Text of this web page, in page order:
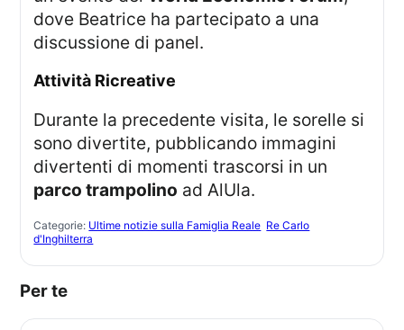
dove Beatrice ha partecipato a una
discussione di panel.
Attività Ricreative
Durante la precedente visita, le sorelle si
sono divertite, pubblicando immagini
divertenti di momenti trascorsi in un
parco trampolino ad AlUla.
Categorie: Ultime notizie sulla Famiglia Reale Re Carlo
d'Inghilterra
Per te